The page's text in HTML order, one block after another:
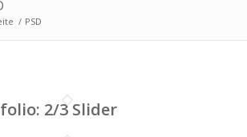
/ PSD
2/3 Slider